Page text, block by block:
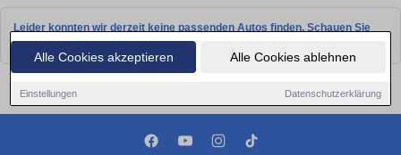
Alle Cookies akzeptieren Alle Cookies ablehnen
Einstellungen Datenschutzerklärung
Leider konnten wir derzeit keine passenden Autos finden. Schauen Sie
bald wieder vorbei!